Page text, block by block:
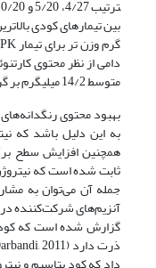
دامی از نظر محتوی
متوسط 14/2 میلی­گرم بر گرم وزن­تر هم تیمار شاهد ثبت شد (جدول ۵).
به این دلیل باشد که
همچنین افزایش سطح
ثابت شده است که
جمله آن می‌توان به
آنزیم‌های شرکت‌کننده